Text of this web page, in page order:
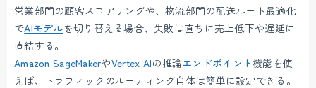
営業部門の顧客スコアリングや、物流部門の配送ルート最適化
でAIモデルを切り替える場合、失敗は直ちに売上低下や遅延に
直結する。
Amazon SageMakerやVertex AIの推論エンドポイント機能を使
えば、トラフィックのルーティング自体は簡単に設定できる。